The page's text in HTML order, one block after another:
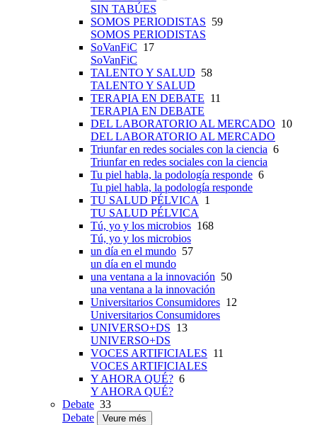
SIN TABÚES
SOMOS PERIODISTAS 59
SOMOS PERIODISTAS
SoVanFiC 17
SoVanFiC
TALENTO Y SALUD 58
TALENTO Y SALUD
TERAPIA EN DEBATE 11
TERAPIA EN DEBATE
DEL LABORATORIO AL MERCADO 10
DEL LABORATORIO AL MERCADO
Triunfar en redes sociales con la ciencia 6
Triunfar en redes sociales con la ciencia
Tu piel habla, la podología responde 6
Tu piel habla, la podología responde
TU SALUD PÉLVICA 1
TU SALUD PÉLVICA
Tú, yo y los microbios 168
Tú, yo y los microbios
un día en el mundo 57
un día en el mundo
una ventana a la innovación 50
una ventana a la innovación
Universitarios Consumidores 12
Universitarios Consumidores
UNIVERSO+DS 13
UNIVERSO+DS
VOCES ARTIFICIALES 11
VOCES ARTIFICIALES
Y AHORA QUÉ? 6
Y AHORA QUÉ?
Debate 33
Debate
Veure més